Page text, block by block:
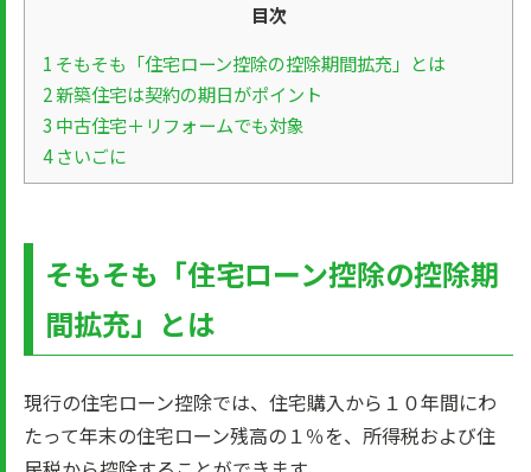
目次
1 そもそも「住宅ローン控除の控除期間拡充」とは
2新築住宅は契約の期日がポイント
3 中古住宅＋リフォームでも対象
4さいごに
そもそも「住宅ローン控除の控除期
間拡充」とは
現行の住宅ローン控除では、住宅購入から１０年間にわ
たって年末の住宅ローン残高の１％を、所得税および住